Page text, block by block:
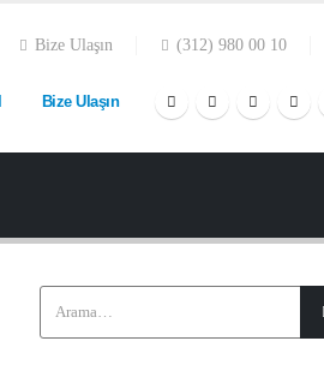
Bize Ulaşın (312) 980 00 10
Bize Ulaşın